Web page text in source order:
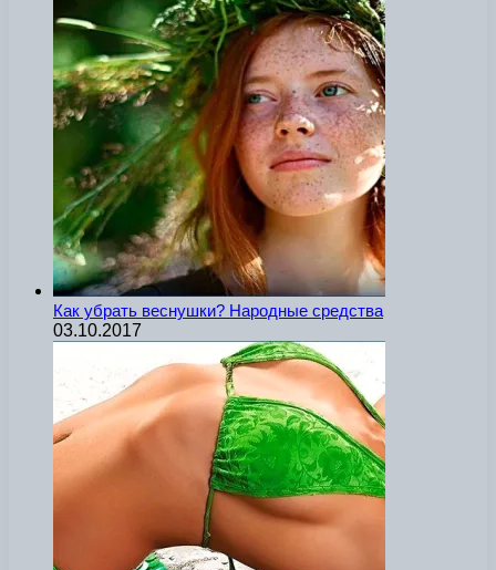
Как убрать веснушки? Народные средства
03.10.2017